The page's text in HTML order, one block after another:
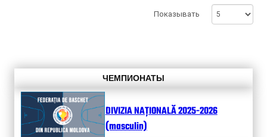
Показывать
ЧЕМПИОНАТЫ
DIVIZIA NAȚIONALĂ 2025-2026
(masculin)